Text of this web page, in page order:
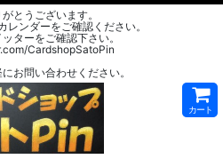
とうございます。
レンダーをご確認ください。
ターをご確認下さい。
CardshopSatoPin
お問い合わせください。
カート